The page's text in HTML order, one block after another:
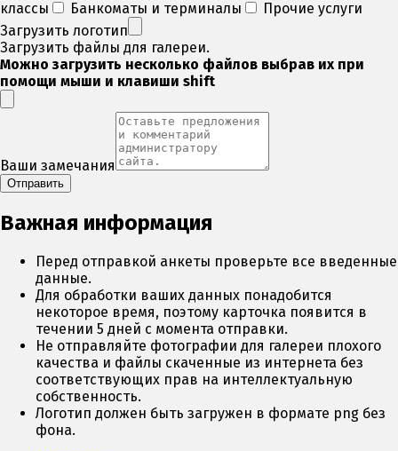
классы
Банкоматы и терминалы
Прочие услуги
Загрузить логотип
Загрузить файлы для галереи.
Можно загрузить несколько файлов выбрав их при
помощи мыши и клавиши shift
Ваши замечания
Отправить
Важная информация
Перед отправкой анкеты проверьте все введенные
данные.
Для обработки ваших данных понадобится
некоторое время, поэтому карточка появится в
течении 5 дней с момента отправки.
Не отправляйте фотографии для галереи плохого
качества и файлы скаченные из интернета без
соответствующих прав на интеллектуальную
собственность.
Логотип должен быть загружен в формате png без
фона.